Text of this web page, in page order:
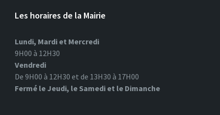
Les horaires de la Mairie
Lundi, Mardi et Mercredi
9H00 à 12H30
Vendredi
De 9H00 à 12H30 et de 13H30 à 17H00
Fermé le Jeudi, le Samedi et le Dimanche